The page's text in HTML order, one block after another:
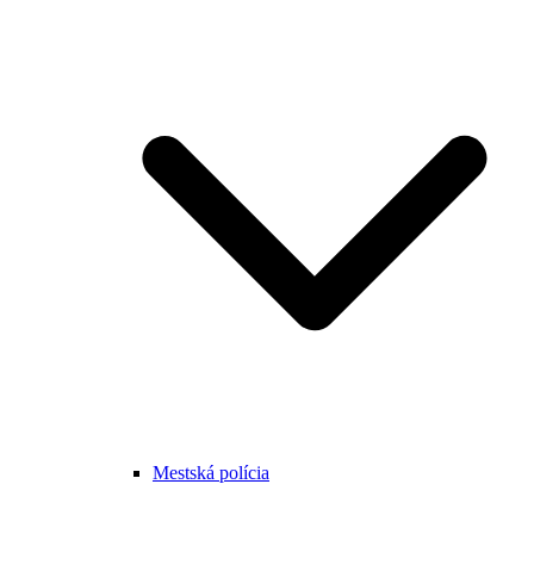
Mestská polícia